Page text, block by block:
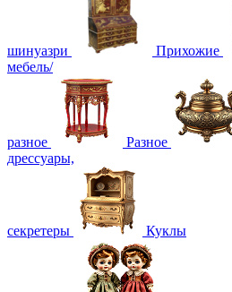
шинуазри Прихожие
мебель/
разное Разное
дрессуары,
секретеры Куклы